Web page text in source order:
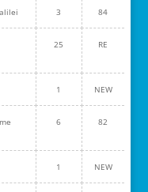
3 84
25 RE
1 NEW
6 82
1 NEW